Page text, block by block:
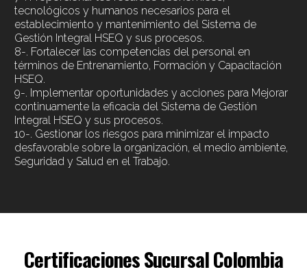
tecnológicos y humanos necesarios para el
establecimiento y mantenimiento del Sistema de
Gestión Integral HSEQ y sus procesos.
8-. Fortalecer las competencias del personal en
términos de Entrenamiento, Formación y Capacitación
HSEQ.
9-. Implementar oportunidades y acciones para Mejorar
continuamente la eficacia del Sistema de Gestión
Integral HSEQ y sus procesos.
10-. Gestionar los riesgos para minimizar el impacto
desfavorable sobre la organización, el medio ambiente,
Seguridad y Salud en el Trabajo.
Certificaciones Sucursal Colombia